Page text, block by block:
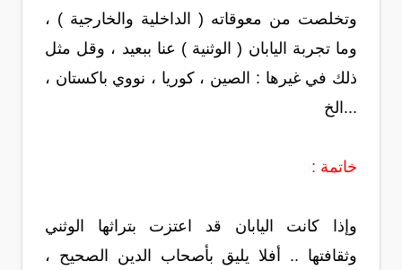
وتخلصت من معوقاته ( الداخلية والخارجية ) ،
وما تجربة اليابان ( الوثنية ) عنا ببعيد ، وقل مثل
ذلك في غيرها : الصين ، كوريا ، نووي باكستان ،
...الخ
خاتمة :
وإذا كانت اليابان قد اعتزت بتراثها الوثني
وثقافتها .. أفلا يليق بأصحاب الدين الصحيح ،